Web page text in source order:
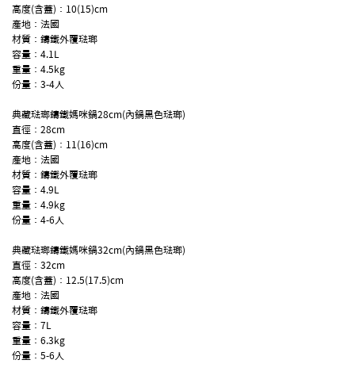
高度(含蓋)：10(15)cm
產地：法國
材質：鑄鐵外覆琺瑯
容量：4.1L
重量：4.5kg
份量：3-4人
典藏琺瑯鑄鐵媽咪鍋28cm(內鍋黑色琺瑯)
直徑：28cm
高度(含蓋)：11(16)cm
產地：法國
材質：鑄鐵外覆琺瑯
容量：4.9L
重量：4.9kg
份量：4-6人
典藏琺瑯鑄鐵媽咪鍋32cm(內鍋黑色琺瑯)
直徑：32cm
高度(含蓋)：12.5(17.5)cm
產地：法國
材質：鑄鐵外覆琺瑯
容量：7L
重量：6.3kg
份量：5-6人